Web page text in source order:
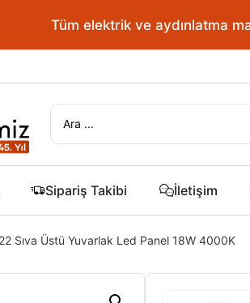
Tüm elektrik ve aydınlatma
Sipariş Takibi İletişim
Sıva Üstü Yuvarlak Led Panel 18W 4000K